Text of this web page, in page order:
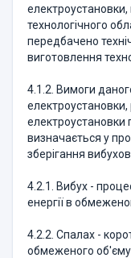
технологічного
передбачено
виготовлення
4.1.2. Вимоги
електроустановки
визначається у
зберігання
4.2.1. Вибух -
енергії в
4.2.2. Спалах -
обмеженого об'єму